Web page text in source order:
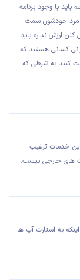
باید با وجود برنامه
مرد خودشون سمت
کنن ارزش نداره باید
کسانی هستند که
کنند به شرطی که
خدمات ترغیب
های خارجی نیست.
به استارت آپ ها